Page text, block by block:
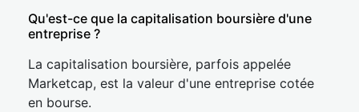
Qu'est-ce que la capitalisation boursière d'une
entreprise ?
La capitalisation boursière, parfois appelée
Marketcap, est la valeur d'une entreprise cotée
en bourse.